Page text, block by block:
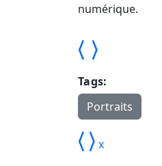
numérique.
⟨ ⟩
Tags:
Portraits
⟨⟩ x